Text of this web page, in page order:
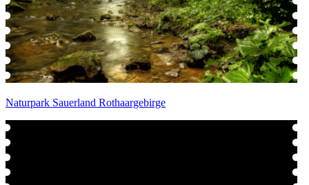
Naturpark Sauerland Rothaargebirge